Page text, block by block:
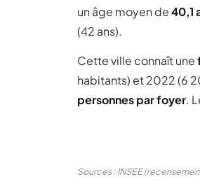
un âge moyen de40,1
(42 ans).
Cette ville connaît une
habitants) et 2022 (6
personnes par foyer.
Sources : INSEE